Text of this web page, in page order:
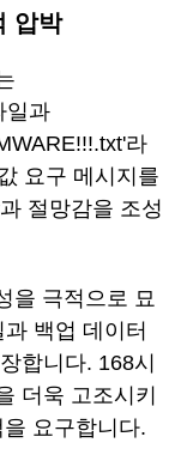
압박
일과
라
요구 메시지를
절망감을 조성
을 극적으로 묘
백업 데이터
합니다. 168시
더욱 고조시키
요구합니다.